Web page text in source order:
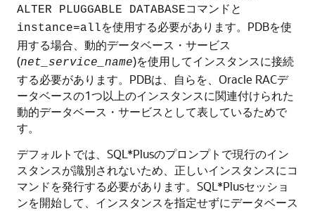
ALTER PLUGGABLE DATABASEコマンドと
instance=allを使用する必要があります。PDBを使
用する場合、動的データベース・サービス
(net_service_name)を使用してインスタンスに接続
する必要があります。PDBは、自らを、Oracle RACデ
ータベースの1つ以上のインスタンスに関連付けられた
動的データベース・サービスとして表しているためで
す。
デフォルトでは、SQL*Plusのプロンプトで現行のイン
スタンスが識別されないため、正しいインスタンスにコ
マンドを発行する必要があります。SQL*Plusセッショ
ンを開始して、インスタンスを指定せずにデータベース